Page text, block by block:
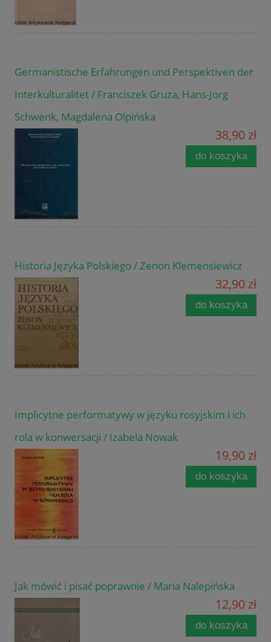
Germanistische Erfahrungen und Perspektiven der
Interkulturalitet / Franciszek Gruza, Hans-Jorg
Schwenk, Magdalena Olpińska
38,90 zł
do koszyka
Historia Języka Polskiego / Zenon Klemensiewicz
32,90 zł
do koszyka
Implicytne performatywy w języku rosyjskim i ich
rola w konwersacji / Izabela Nowak
19,90 zł
do koszyka
Jak mówić i pisać poprawnie / Maria Nalepińska
12,90 zł
do koszyka